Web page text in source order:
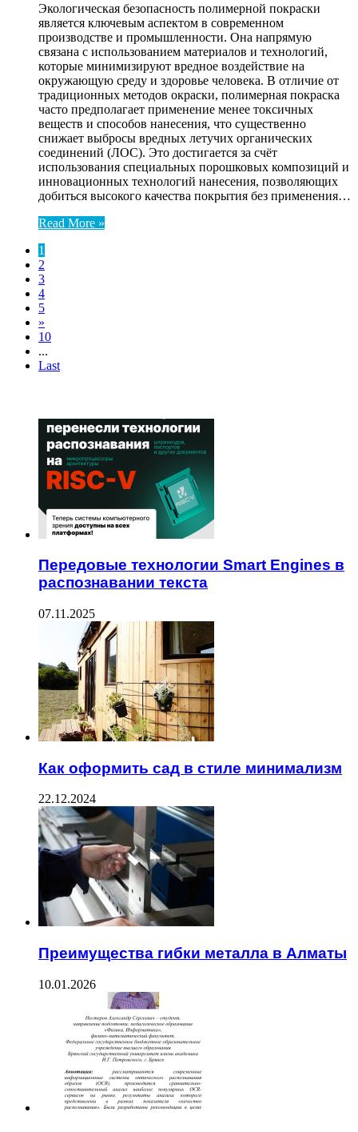
Экологическая безопасность полимерной покраски
является ключевым аспектом в современном
производстве и промышленности. Она напрямую
связана с использованием материалов и технологий,
которые минимизируют вредное воздействие на
окружающую среду и здоровье человека. В отличие от
традиционных методов окраски, полимерная покраска
часто предполагает применение менее токсичных
веществ и способов нанесения, что существенно
снижает выбросы вредных летучих органических
соединений (ЛОС). Это достигается за счёт
использования специальных порошковых композиций и
инновационных технологий нанесения, позволяющих
добиться высокого качества покрытия без применения…
Read More »
1
2
3
4
5
»
10
...
Last
Передовые технологии Smart Engines в
распознавании текста
07.11.2025
Как оформить сад в стиле минимализм
22.12.2024
Преимущества гибки металла в Алматы
10.01.2026